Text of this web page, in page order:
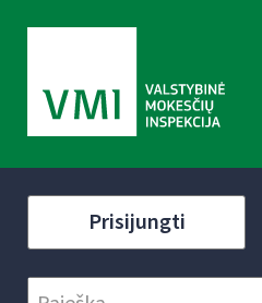
Prisijungti